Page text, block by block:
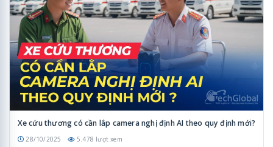
Xe cứu thương có cần lắp camera nghị định AI theo quy định mới?
28/10/2025 5.478 lượt xem